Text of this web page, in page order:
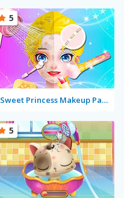
Sweet Princess Makeup Party
5
5